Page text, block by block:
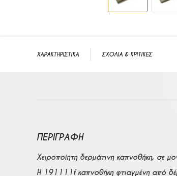
ΧΑΡΑΚΤΗΡΙΣΤΙΚΑ ΣΧΟΛΙΑ & ΚΡΙΤΙΚΕΣ
ΠΕΡΙΓΡΑΦΉ
Χειροποίητη δερμάτινη καπνοθήκη, σε
Η 191111f καπνοθήκη φτιαγμένη από